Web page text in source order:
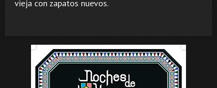
vieja con zapatos nuevos.